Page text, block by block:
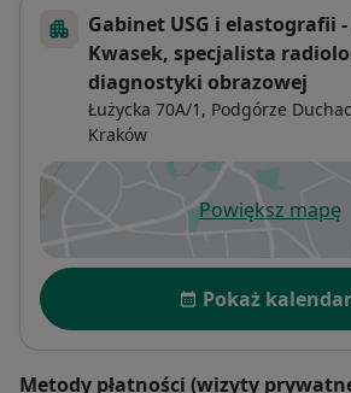
Gabinet USG i elastografii -
Kwasek, specjalista
diagnostyki obrazowej
Łużycka 70A/1, Podgórze
Kraków
Powiększ mapę
otwiera
Dostępność
Pokaż
Metody płatności (wizyty